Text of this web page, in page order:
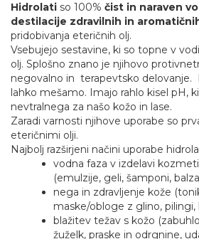
Hidrolati so 100% čist in naraven
destilacije zdravilnih in
pridobivanja eteričnih olj.
Vsebujejo sestavine, ki so topne v
olj. Splošno znano je njihovo
negovalno in terapevtsko delovanje.
lahko mešamo. Imajo rahlo kisel pH,
nevtralnega za našo kožo in lase.
Zaradi varnosti njihove uporabe so
eteričnimi olji.
Najbolj razširjeni načini uporabe
vodna faza v izdelavi
(emulzije, geli, šamponi,
nega in zdravljenje kože
maske/obloge z glino, pilingi,
blažitev težav s kožo
žuželk, praske in odrgnine,